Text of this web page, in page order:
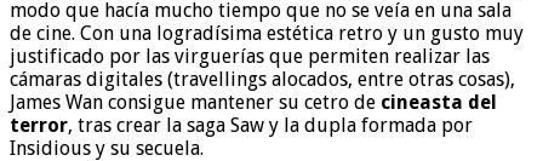
modo que hacía mucho tiempo que no se veía en una sala
de cine. Con una logradísima estética retro y un gusto muy
justificado por las virguerías que permiten realizar las
cámaras digitales (travellings alocados, entre otras cosas),
James Wan consigue mantener su cetro de cineasta del
terror, tras crear la saga Saw y la dupla formada por
Insidious y su secuela.